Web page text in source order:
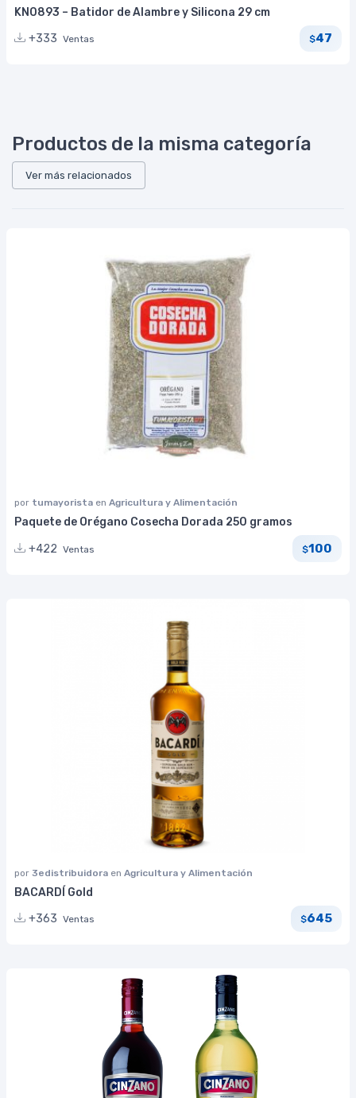
KN0893 – Batidor de Alambre y Silicona 29 cm
+333 Ventas $47
Productos de la misma categoría
Ver más relacionados
por tumayorista en Agricultura y Alimentación
Paquete de Orégano Cosecha Dorada 250 gramos
+422 Ventas $100
por 3edistribuidora en Agricultura y Alimentación
BACARDÍ Gold
+363 Ventas $645